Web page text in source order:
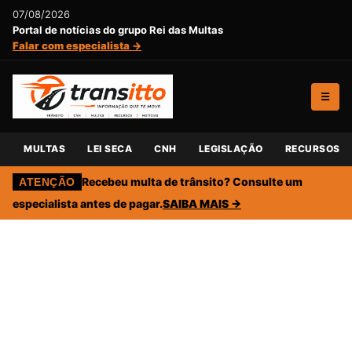
07/08/2026
Portal de notícias do grupo Rei das Multas
Falar com especialista →
☰
MULTAS LEI SECA CNH LEGISLAÇÃO RECURSOS
ATENÇÃO Recebeu multa de trânsito? Consulte um
especialista antes de pagar.SAIBA MAIS →